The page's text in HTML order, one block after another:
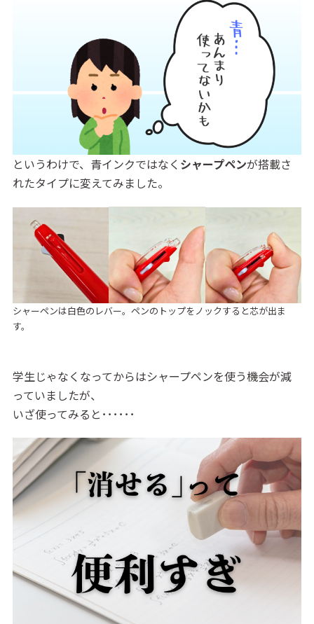
というわけで、青インクではなく シャープペンが搭載さ
れたタイプに変えてみました。
シャーペンは白色のレバー。ペンのトップをノックすると芯が出ま
す。
学生じゃなくなってからはシャープペンを使う機会が減
っていましたが、
いざ使ってみると･･････